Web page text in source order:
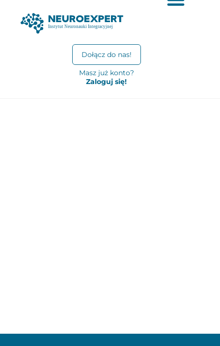
Dołącz do nas!
Masz już konto?
Zaloguj się!